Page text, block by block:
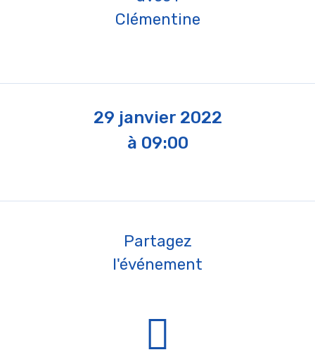
Clémentine
29 janvier 2022
à 09:00
Partagez
l'événement